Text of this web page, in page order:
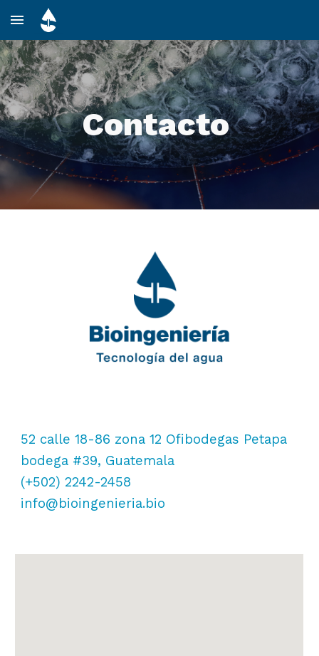
Skip to main content
Contacto
52 calle 18-86 zona 12 Ofibodegas Petapa
bodega #39, Guatemala
(+502) 2242-2458
info@bioingenieria.bio